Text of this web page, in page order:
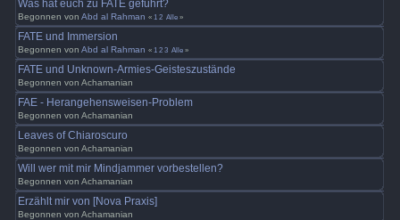
Was hat euch zu FATE geführt?
Begonnen vonAbd al Rahman « 1 2 Alle »
FATE und Immersion
Begonnen vonAbd al Rahman « 1 2 3 Alle »
FATE und Unknown-Armies-Geisteszustände
Begonnen von Achamanian
FAE - Herangehensweisen-Problem
Begonnen von Achamanian
Leaves of Chiaroscuro
Begonnen von Achamanian
Will wer mit mir Mindjammer vorbestellen?
Begonnen von Achamanian
Erzählt mir von [Nova Praxis]
Begonnen von Achamanian